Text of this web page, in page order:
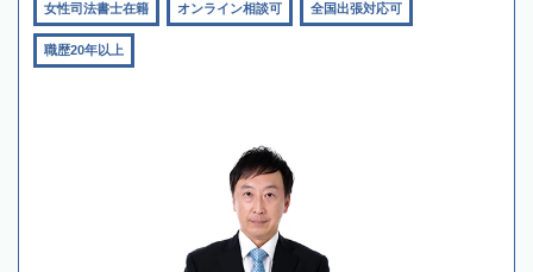
女性司法書士在籍 オンライン相談可 全国出張対応可
職歴20年以上